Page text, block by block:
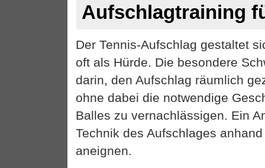
Aufschlagtraining
Der Tennis-Aufschlag gestaltet
oft als Hürde. Die besondere
darin, den Aufschlag räumlich
ohne dabei die notwendige
Balles zu vernachlässigen. Ein
Technik des Aufschlages
aneignen.